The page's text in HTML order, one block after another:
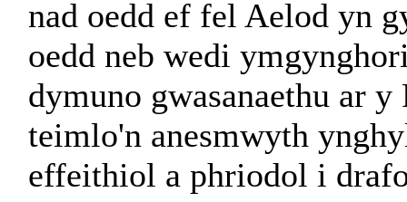
nad oedd ef fel Aelod yn
oedd neb wedi
dymuno gwasanaethu ar
teimlo'n anesmwyth
effeithiol a phriodol i